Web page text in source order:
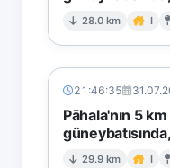
28.0 km I
21:46:35
Pāhala'nın 5
29.9 km I